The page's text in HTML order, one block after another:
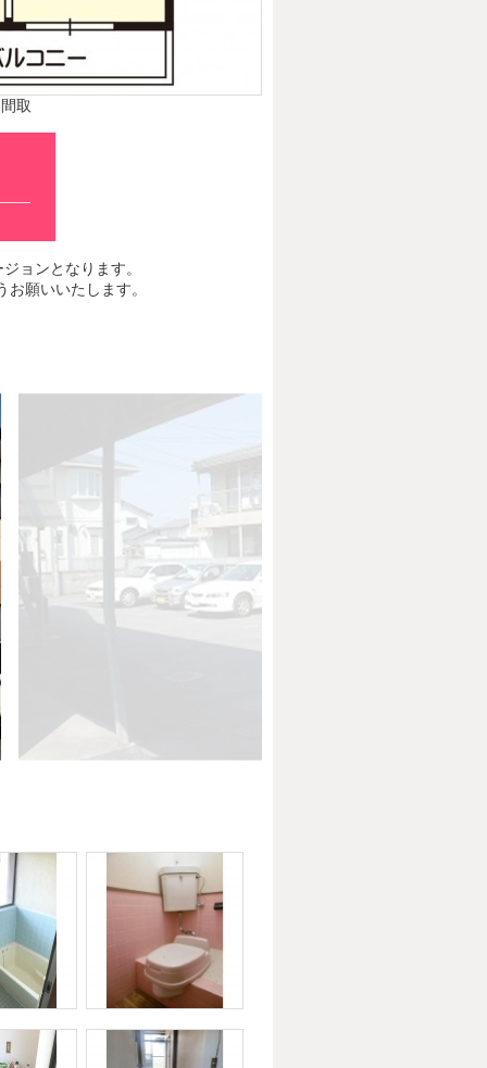
間取
ョンとなります。
願いいたします。